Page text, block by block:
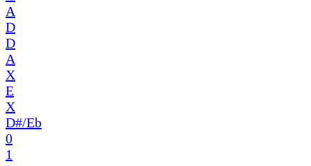
A
D
D
A
X
E
X
D#/Eb
0
1